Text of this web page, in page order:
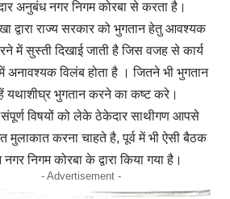
अनुबंध नगर निगम कोरबा से करता है।
द्वारा राज्य सरकार को भुगतान हेतु आवश्यक
में सुस्ती दिखाई जाती है जिस वजह से कार्य
अनावश्यक विलंब होता है । जितने भी भुगतान
यथाशीघ्र भुगतान करने का कष्ट करे।
विषयों को लेके ठेकेदार साथीगण आपसे
मुलाकात करना चाहते है, पूर्व में भी ऐसी बैठक
निगम कोरबा के द्वारा किया गया है।
- Advertisement -